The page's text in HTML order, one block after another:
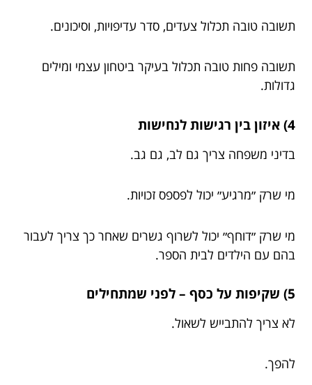
תשובה טובה תכלול צעדים, סדר עדיפויות, וסיכונים.
תשובה פחות טובה תכלול בעיקר ביטחון עצמי ומילים
גדולות.
4) איזון בין רגישות לנחישות
בדיני משפחה צריך גם לב, גם גב.
מי שרק ״מרגיע״ יכול לפספס זכויות.
מי שרק ״דוחף״ יכול לשרוף גשרים שאחר כך צריך לעבור
בהם עם הילדים לבית הספר.
5) שקיפות על כסף – לפני שמתחילים
לא צריך להתבייש לשאול.
להפך.